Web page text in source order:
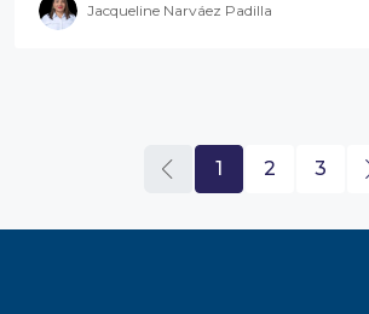
Jacqueline Narváez Padilla
1 2 3